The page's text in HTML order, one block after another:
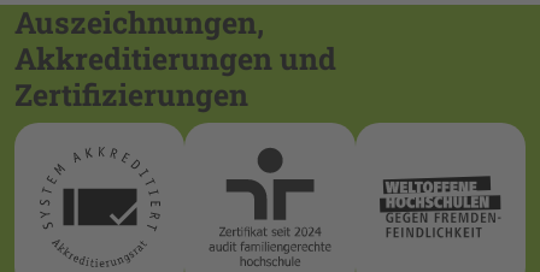
Auszeichnungen,
Akkreditierungen und
Zertifizierungen